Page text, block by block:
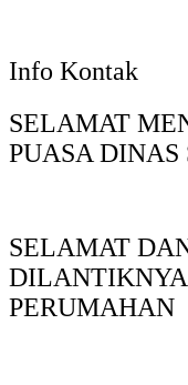
Info Kontak
SELAMAT
PUASA DINAS
SELAMAT
PERUMAHAN